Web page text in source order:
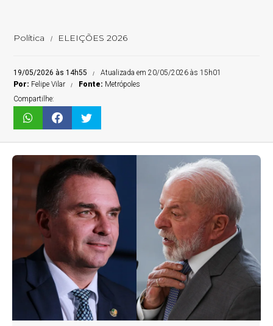
Política ELEIÇÕES 2026
19/05/2026 às 14h55
Atualizada em 20/05/2026 às 15h01
Por: Felipe Vilar Fonte: Metrópoles
Compartilhe: